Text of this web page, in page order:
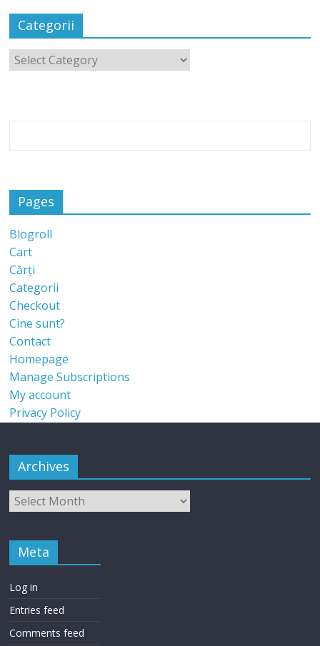
Categorii
Pages
Blogroll
Cart
Cărți
Categorii
Checkout
Cine sunt?
Contact
Homepage
Manage Subscriptions
My account
Privacy Policy
Archives
Meta
Log in
Entries feed
Comments feed